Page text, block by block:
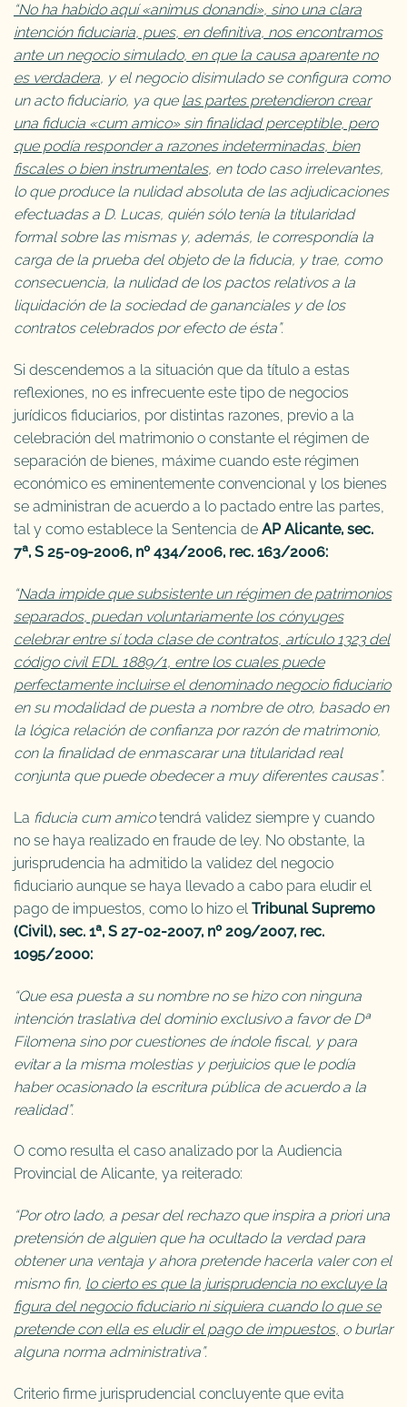
“No ha habido aquí «animus donandi», sino una clara
intención fiduciaria, pues, en definitiva, nos encontramos
ante un negocio simulado, en que la causa aparente no
es verdadera, y el negocio disimulado se configura como
un acto fiduciario, ya que las partes pretendieron crear
una fiducia «cum amico» sin finalidad perceptible, pero
que podía responder a razones indeterminadas, bien
fiscales o bien instrumentales, en todo caso irrelevantes,
lo que produce la nulidad absoluta de las adjudicaciones
efectuadas a D. Lucas, quién sólo tenía la titularidad
formal sobre las mismas y, además, le correspondía la
carga de la prueba del objeto de la fiducia, y trae, como
consecuencia, la nulidad de los pactos relativos a la
liquidación de la sociedad de gananciales y de los
contratos celebrados por efecto de ésta”.
Si descendemos a la situación que da título a estas
reflexiones, no es infrecuente este tipo de negocios
jurídicos fiduciarios, por distintas razones, previo a la
celebración del matrimonio o constante el régimen de
separación de bienes, máxime cuando este régimen
económico es eminentemente convencional y los bienes
se administran de acuerdo a lo pactado entre las partes,
tal y como establece la Sentencia de AP Alicante, sec.
7ª, S 25-09-2006, nº 434/2006, rec. 163/2006:
“Nada impide que subsistente un régimen de patrimonios
separados, puedan voluntariamente los cónyuges
celebrar entre sí toda clase de contratos, artículo 1323 del
código civil EDL 1889/1, entre los cuales puede
perfectamente incluirse el denominado negocio fiduciario
en su modalidad de puesta a nombre de otro, basado en
la lógica relación de confianza por razón de matrimonio,
con la finalidad de enmascarar una titularidad real
conjunta que puede obedecer a muy diferentes causas”.
La fiducia cum amicotendrá validez siempre y cuando
no se haya realizado en fraude de ley. No obstante, la
jurisprudencia ha admitido la validez del negocio
fiduciario aunque se haya llevado a cabo para eludir el
pago de impuestos, como lo hizo el Tribunal Supremo
(Civil), sec. 1ª, S 27-02-2007, nº 209/2007, rec.
1095/2000:
“Que esa puesta a su nombre no se hizo con ninguna
intención traslativa del dominio exclusivo a favor de Dª
Filomena sino por cuestiones de índole fiscal, y para
evitar a la misma molestias y perjuicios que le podía
haber ocasionado la escritura pública de acuerdo a la
realidad”.
O como resulta el caso analizado por la Audiencia
Provincial de Alicante, ya reiterado:
“Por otro lado, a pesar del rechazo que inspira a priori una
pretensión de alguien que ha ocultado la verdad para
obtener una ventaja y ahora pretende hacerla valer con el
mismo fin, lo cierto es que la jurisprudencia no excluye la
figura del negocio fiduciario ni siquiera cuando lo que se
pretende con ella es eludir el pago de impuestos, o burlar
alguna norma administrativa”.
Criterio firme jurisprudencial concluyente que evita